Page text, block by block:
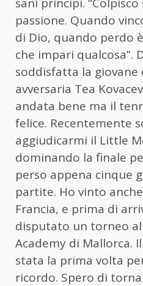
passione. Quando
di Dio, quando perdo
che impari qualcosa”.
soddisfatta la
avversaria Tea
andata bene ma il
felice. Recentemente
aggiudicarmi il Little
dominando la finale
perso appena cinque
partite. Ho vinto
Francia, e prima di
disputato un torneo
Academy di Mallorca.
stata la prima volta
ricordo. Spero di